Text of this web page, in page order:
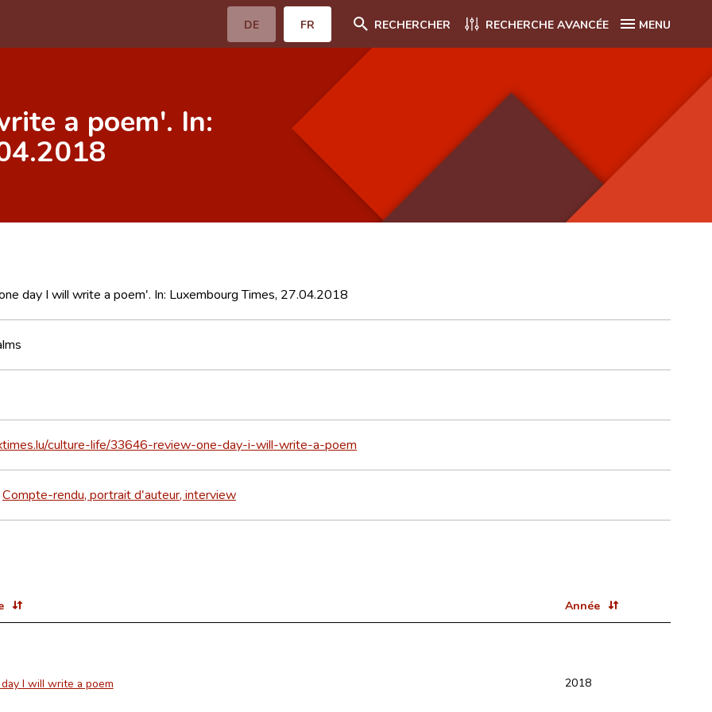
DE FR RECHERCHER RECHERCHE AVANCÉE MENU
a poem'. In:
day I will write a poem'. In: Luxembourg Times, 27.04.2018
culture-life/33646-review-one-day-i-will-write-a-poem
Compte-rendu, portrait d'auteur, interview
Année
I will write a poem 2018